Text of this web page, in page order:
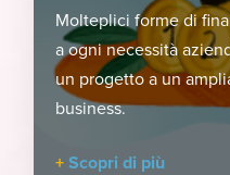
Molteplici forme di
a ogni necessità
un progetto a un
business.
Scopri di più